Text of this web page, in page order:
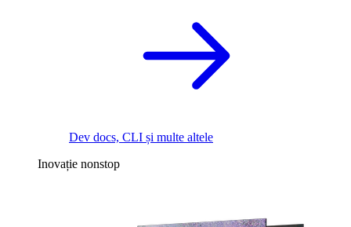
Dev docs, CLI și multe altele
Inovație nonstop